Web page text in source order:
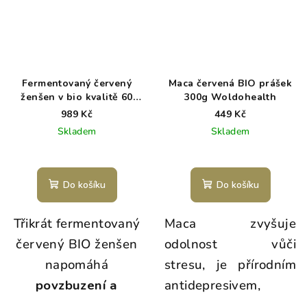
Fermentovaný červený
ženšen v bio kvalitě 60
kapslí
989 Kč
Skladem
Do košíku
Třikrát fermentovaný
červený BIO ženšen
napomáhá
povzbuzení a
Maca červená BIO prášek
300g Woldohealth
449 Kč
Skladem
Do košíku
Maca zvyšuje
odolnost vůči
stresu, je přírodním
antidepresivem,